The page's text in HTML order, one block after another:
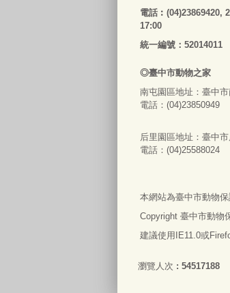
電話 ︰ (04)23869420,
17:00
統一編號：52014011
◎臺中市動物之家
南屯園區地址： 臺中
電話：(04)23850949
后里園區地址： 臺中
電話：(04)25588024
本網站為臺中市動物
Copyright 臺中市動物
建議使用IE11.0或
瀏覽人次 54517188